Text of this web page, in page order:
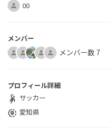
00
メンバー
メンバー数 7
プロフィール詳細
sports_handball サッカー
share_location 愛知県